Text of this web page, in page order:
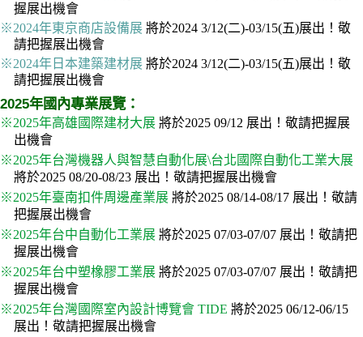
握展出機會
※2024年東京商店設備展 將於2024 3/12(二)-03/15(五)展出！敬
請把握展出機會
※2024年日本建築建材展 將於2024 3/12(二)-03/15(五)展出！敬
請把握展出機會
2025年國內專業展覽：
※2025年高雄國際建材大展 將於2025 09/12 展出！敬請把握展
出機會
※2025年台灣機器人與智慧自動化展\台北國際自動化工業大展
將於2025 08/20-08/23 展出！敬請把握展出機會
※2025年臺南扣件周邊產業展 將於2025 08/14-08/17 展出！敬請
把握展出機會
※2025年台中自動化工業展 將於2025 07/03-07/07 展出！敬請把
握展出機會
※2025年台中塑橡膠工業展 將於2025 07/03-07/07 展出！敬請把
握展出機會
※2025年台灣國際室內設計博覽會 TIDE 將於2025 06/12-06/15
展出！敬請把握展出機會